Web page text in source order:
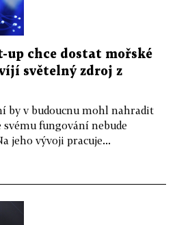
up chce dostat mořské
světelný zdroj z
by v budoucnu mohl nahradit
fungování nebude
jeho vývoji pracuje...